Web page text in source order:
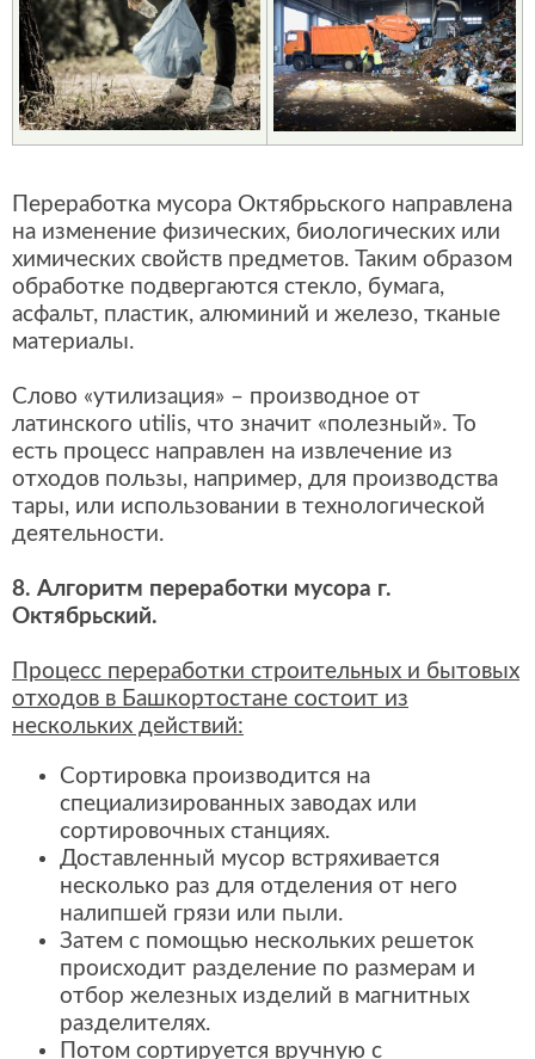
Переработка мусора Октябрьского направлена
на изменение физических, биологических или
химических свойств предметов. Таким образом
обработке подвергаются стекло, бумага,
асфальт, пластик, алюминий и железо, тканые
материалы.
Слово «утилизация» – производное от
латинского utilis, что значит «полезный». То
есть процесс направлен на извлечение из
отходов пользы, например, для производства
тары, или использовании в технологической
деятельности.
8. Алгоритм переработки мусора г.
Октябрьский.
Процесс переработки строительных и бытовых
отходов в Башкортостане состоит из
нескольких действий:
Сортировка производится на
специализированных заводах или
сортировочных станциях.
Доставленный мусор встряхивается
несколько раз для отделения от него
налипшей грязи или пыли.
Затем с помощью нескольких решеток
происходит разделение по размерам и
отбор железных изделий в магнитных
разделителях.
Потом сортируется вручную с